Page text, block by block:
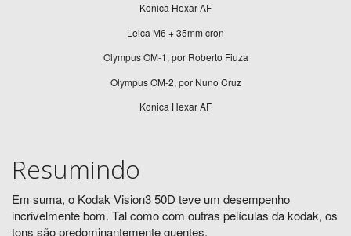
Konica Hexar AF
Leica M6 + 35mm cron
Olympus OM-1, por Roberto Fiuza
Olympus OM-2, por Nuno Cruz
Konica Hexar AF
Resumindo
Em suma, o Kodak Vision3 50D teve um desempenho
incrivelmente bom. Tal como com outras películas da kodak, os
tons são predominantemente quentes.